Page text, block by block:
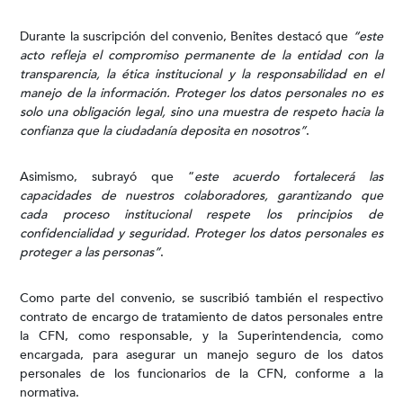
Durante la suscripción del convenio, Benites destacó que “este
acto refleja el compromiso permanente de la entidad con la
transparencia, la ética institucional y la responsabilidad en el
manejo de la información. Proteger los datos personales no es
solo una obligación legal, sino una muestra de respeto hacia la
confianza que la ciudadanía deposita en nosotros”.
Asimismo, subrayó que “este acuerdo fortalecerá las
capacidades de nuestros colaboradores, garantizando que
cada proceso institucional respete los principios de
confidencialidad y seguridad. Proteger los datos personales es
proteger a las personas”.
Como parte del convenio, se suscribió también el respectivo
contrato de encargo de tratamiento de datos personales entre
la CFN, como responsable, y la Superintendencia, como
encargada, para asegurar un manejo seguro de los datos
personales de los funcionarios de la CFN, conforme a la
normativa.